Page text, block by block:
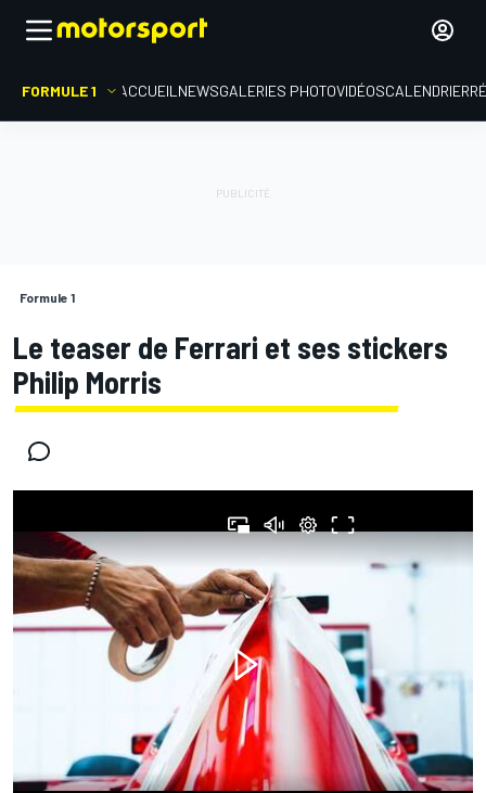
FORMULE 1 ACCUEIL NEWSGALERIES PHOTOVIDÉOSCALENDRIER
Formule 1
Le teaser de Ferrari et ses stickers
Philip Morris